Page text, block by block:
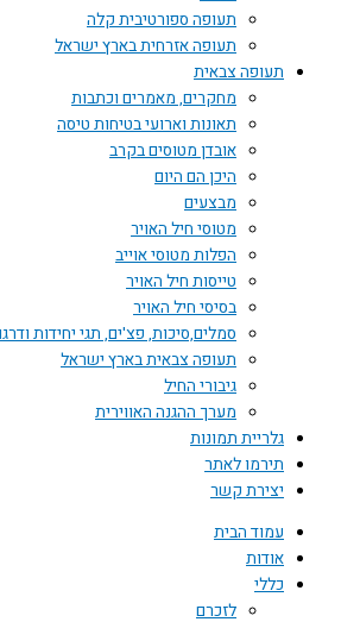
תעופה ספורטיבית קלה
תעופה אזרחית בארץ ישראל
תעופה צבאית
מחקרים, מאמרים וכתבות
תאונות וארועי בטיחות טיסה
אובדן מטוסים בקרב
היכן הם היום
מבצעים
מטוסי חיל האויר
הפלות מטוסי אוייב
טייסות חיל האויר
בסיסי חיל האויר
סמלים,סיכות, פצ'ים, תגי יחידות
תעופה צבאית בארץ ישראל
גיבורי החיל
מערך ההגנה האווירית
גלריית תמונות
תירמו לאתר
יצירת קשר
עמוד הבית
אודות
כללי
לזכרם